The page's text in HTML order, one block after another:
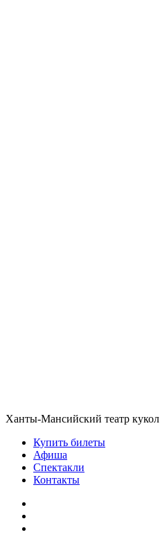
Ханты-Мансийский театр кукол
Купить билеты
Афиша
Спектакли
Контакты